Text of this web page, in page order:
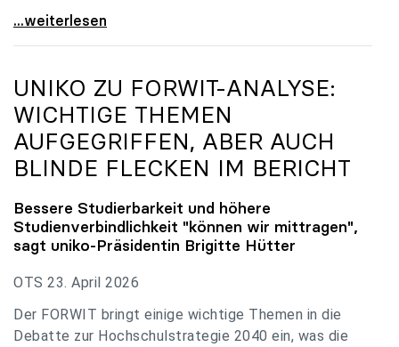
uniko zu Budgetverhandlungen: Universitäten sind
...weiterlesen
UNIKO ZU FORWIT-ANALYSE:
WICHTIGE THEMEN
AUFGEGRIFFEN, ABER AUCH
BLINDE FLECKEN IM BERICHT
Bessere Studierbarkeit und höhere
Studienverbindlichkeit "können wir mittragen",
sagt uniko-Präsidentin Brigitte Hütter
OTS 23. April 2026
Der FORWIT bringt einige wichtige Themen in die
Debatte zur Hochschulstrategie 2040 ein, was die